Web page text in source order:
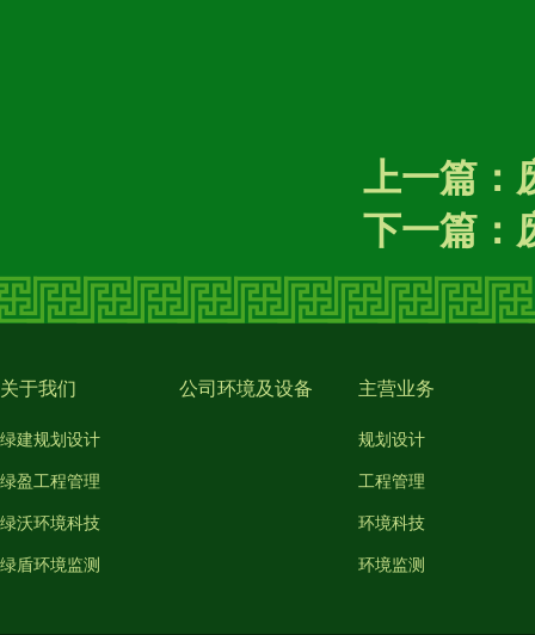
上一篇：
下一篇：
关于我们
绿建规划设计
绿盈工程管理
绿沃环境科技
绿盾环境监测
公司环境及设备 主营业务
规划设计
工程管理
环境科技
环境监测